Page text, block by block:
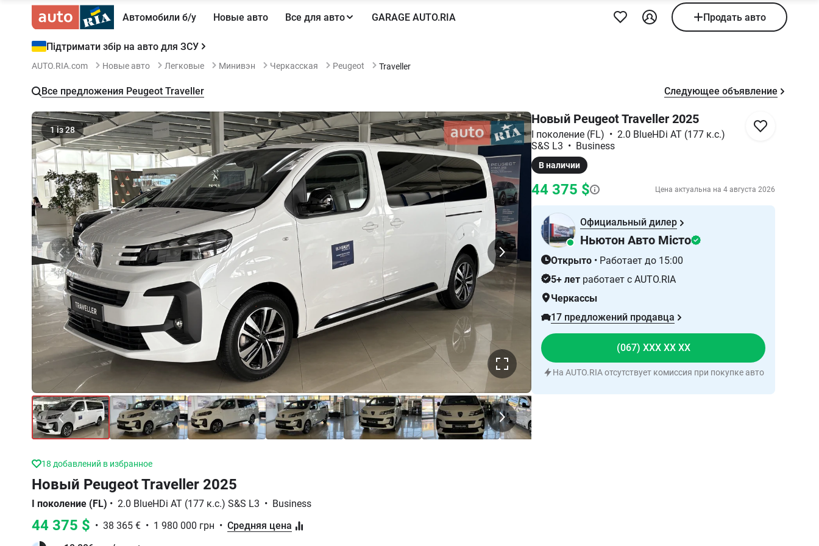
Автомобили б/у Новые авто Все для авто GARAGE AUTO.RIA Продать авто
Підтримати збір на авто для ЗСУ
AUTO.RIA.com Новые авто Легковые Минивэн Черкасская Peugeot Traveller
Все предложения Peugeot Traveller Следующее объявление
1із28
18 добавлений в избранное
Новый Peugeot Traveller 2025
I поколение (FL) • 2.0 BlueHDi AT (177 к.с.) S&S L3 • Business
44 375 $ • 38 365 € • 1 980 000 грн • Средняя цена
Новый Peugeot Traveller 2025
I поколение (FL) • 2.0 BlueHDi AT (177 к.с.)
S&S L3 • Business
В наличии
44 375 $ Цена актуальна на 4 августа 2026
Официальный дилер
Ньютон Авто Місто
Открыто • Работает до 15:00
5+ лет работает с AUTO.RIA
Черкассы
17 предложений продавца
(067) XXX XX XX
На AUTO.RIA отсутствует комиссия при покупке авто